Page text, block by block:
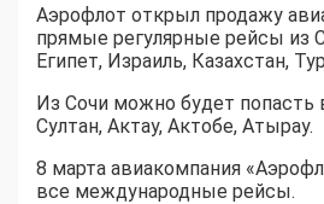
Аэрофлот открыл продажу
прямые регулярные рейсы из
Египет, Израиль, Казахстан,
Из Сочи можно будет попасть
Султан, Актау, Актобе, Атырау.
8 марта авиакомпания
все международные рейсы.